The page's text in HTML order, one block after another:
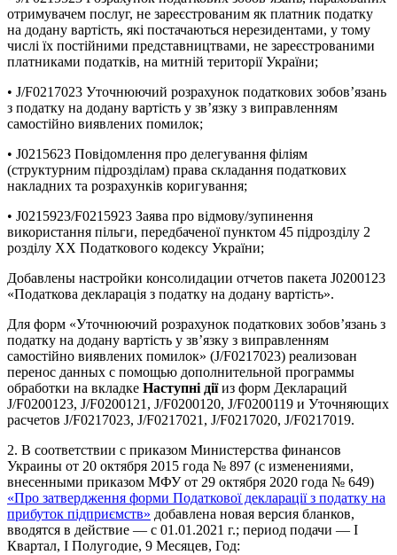
отримувачем послуг, не зареєстрованим як платник податку
на додану вартість, які постачаються нерезидентами, у тому
числі їх постійними представництвами, не зареєстрованими
платниками податків, на митній території України;
• J/F0217023 Уточнюючий розрахунок податкових зобов’язань
з податку на додану вартість у зв’язку з виправленням
самостійно виявлених помилок;
• J0215623 Повідомлення про делегування філіям
(структурним підрозділам) права складання податкових
накладних та розрахунків коригування;
• J0215923/F0215923 Заява про відмову/зупинення
використання пільги, передбаченої пунктом 45 підрозділу 2
розділу XX Податкового кодексу України;
Добавлены настройки консолидации отчетов пакета J0200123
«Податкова декларація з податку на додану вартість».
Для форм «Уточнюючий розрахунок податкових зобов’язань з
податку на додану вартість у зв’язку з виправленням
самостійно виявлених помилок» (J/F0217023) реализован
перенос данных с помощью дополнительной программы
обработки на вкладке Наступні діїиз форм Деклараций
J/F0200123, J/F0200121, J/F0200120, J/F0200119 и Уточняющих
расчетов J/F0217023, J/F0217021, J/F0217020, J/F0217019.
2. В соответствии с приказом Министерства финансов
Украины от 20 октября 2015 года № 897 (с изменениями,
внесенными приказом МФУ от 29 октября 2020 года № 649)
«Про затвердження форми Податкової декларації з податку на
прибуток підприємств» добавлена новая версия бланков,
вводятся в действие — с 01.01.2021 г.; период подачи — І
Квартал, І Полугодие, 9 Месяцев, Год: